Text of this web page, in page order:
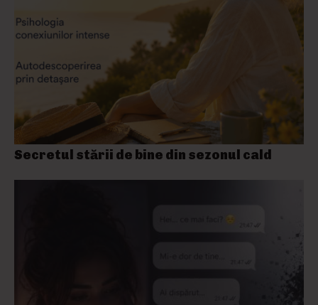
Secretul stării de bine din sezonul cald